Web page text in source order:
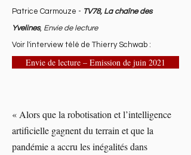
Patrice Carmouze - TV78, La chaîne des
Yvelines, Envie de lecture
Voir l'interview télé de Thierry Schwab :
Envie de lecture – Emission de juin 2021
« Alors que la robotisation et l’intelligence
artificielle gagnent du terrain et que la
pandémie a accru les inégalités dans